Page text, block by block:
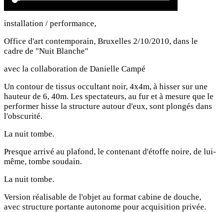
installation / performance,
Office d'art contemporain, Bruxelles 2/10/2010, dans le
cadre de "Nuit Blanche"
avec la collaboration de Danielle Campé
Un contour de tissus occultant noir, 4x4m, à hisser sur une
hauteur de 6, 40m. Les spectateurs, au fur et à mesure que le
performer hisse la structure autour d'eux, sont plongés dans
l'obscurité.
La nuit tombe.
Presque arrivé au plafond, le contenant d'étoffe noire, de lui-
même, tombe soudain.
La nuit tombe.
Version réalisable de l'objet au format cabine de douche,
avec structure portante autonome pour acquisition privée.